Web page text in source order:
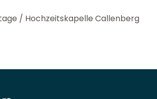
/ Hochzeitskapelle Callenberg